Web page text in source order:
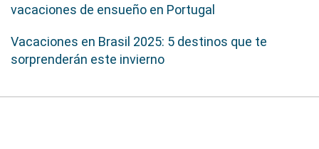
vacaciones de ensueño en Portugal
Vacaciones en Brasil 2025: 5 destinos que te
sorprenderán este invierno